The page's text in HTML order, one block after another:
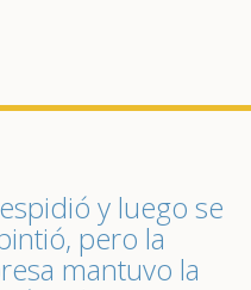
y luego se
pero la
mantuvo la